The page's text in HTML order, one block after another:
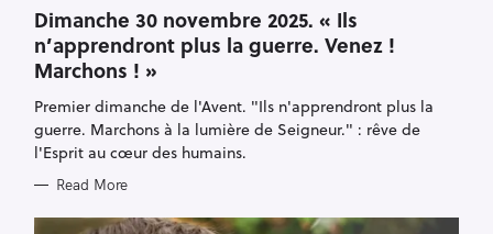
T
E
G
O
R
E
S
Dimanche 30 novembre 2025. « Ils
n’apprendront plus la guerre. Venez !
Marchons ! »
Premier dimanche de l'Avent. "Ils n'apprendront plus la
guerre. Marchons à la lumière de Seigneur." : rêve de
l'Esprit au cœur des humains.
Read More